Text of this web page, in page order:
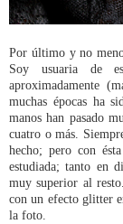
Por último y no
Soy usuaria de
aproximadamente
muchas épocas ha
manos han pasado
cuatro o más.
hecho; pero con
estudiada; tanto en
muy superior al
con un efecto glitter
la foto.